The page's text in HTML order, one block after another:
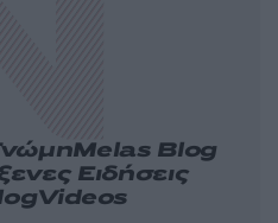
Melas Blog
Ειδήσεις
Videos